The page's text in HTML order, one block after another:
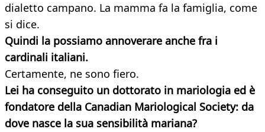
dialetto campano. La mamma fa la famiglia, come
si dice.
Quindi la possiamo annoverare anche fra i
cardinali italiani.
Certamente, ne sono fiero.
Lei ha conseguito un dottorato in mariologia ed è
fondatore della Canadian Mariological Society: da
dove nasce la sua sensibilità mariana?